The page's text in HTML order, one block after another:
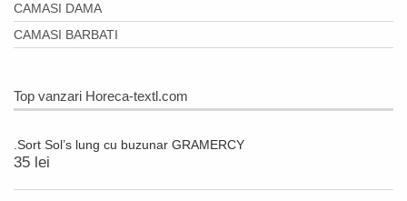
CAMASI DAMA
CAMASI BARBATI
Top vanzari Horeca-textl.com
.Sort Sol’s lung cu buzunar GRAMERCY
35 lei